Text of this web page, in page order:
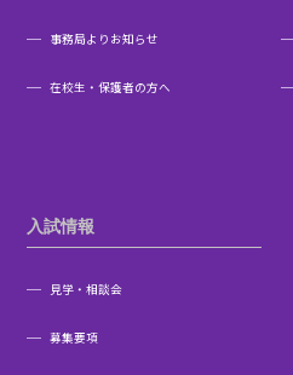
事務局よりお知らせ
在校生・保護者の方へ
入試情報
見学・相談会
募集要項